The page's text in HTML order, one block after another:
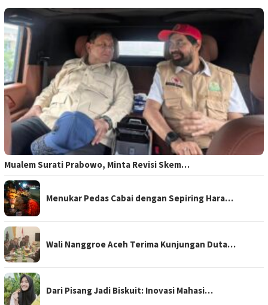
Mualem Surati Prabowo, Minta Revisi Skem…
Menukar Pedas Cabai dengan Sepiring Hara…
Wali Nanggroe Aceh Terima Kunjungan Duta…
Dari Pisang Jadi Biskuit: Inovasi Mahasi…